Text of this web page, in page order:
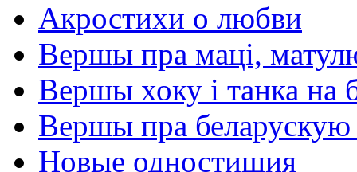
Акростихи о любви
Вершы пра маці,
Вершы хоку і танка на
Вершы пра
Новые одностишия